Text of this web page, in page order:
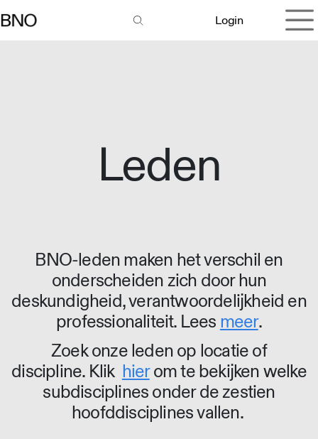
Login
Leden
BNO-leden maken het verschil en
onderscheiden zich door hun
deskundigheid, verantwoordelijkheid en
professionaliteit. Lees meer.
Zoek onze leden op locatie of
discipline. Klik hierom te bekijken welke
subdisciplines onder de zestien
hoofddisciplines vallen.